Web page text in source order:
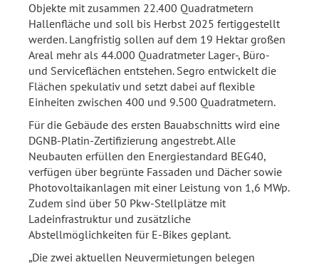
Objekte mit zusammen 22.400 Quadratmetern
Hallenfläche und soll bis Herbst 2025 fertiggestellt
werden. Langfristig sollen auf dem 19 Hektar großen
Areal mehr als 44.000 Quadratmeter Lager-, Büro-
und Serviceflächen entstehen. Segro entwickelt die
Flächen spekulativ und setzt dabei auf flexible
Einheiten zwischen 400 und 9.500 Quadratmetern.
Für die Gebäude des ersten Bauabschnitts wird eine
DGNB-Platin-Zertifizierung angestrebt. Alle
Neubauten erfüllen den Energiestandard BEG40,
verfügen über begrünte Fassaden und Dächer sowie
Photovoltaikanlagen mit einer Leistung von 1,6 MWp.
Zudem sind über 50 Pkw-Stellplätze mit
Ladeinfrastruktur und zusätzliche
Abstellmöglichkeiten für E-Bikes geplant.
„Die zwei aktuellen Neuvermietungen belegen